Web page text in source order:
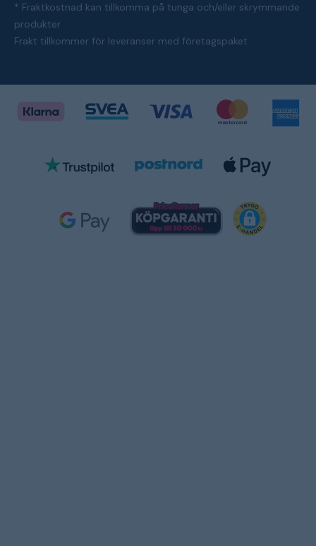
* Fraktkostnad kan tillkomma på tunga och/eller skrymmande
produkter
Frakt tillkommer för leveranser med företagspaket